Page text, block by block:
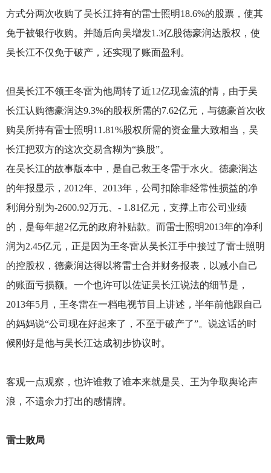
方式分两次收购了吴长江持有的雷士照明18.6%的股票，使其
免于被银行收购。并随后向吴增发1.3亿股德豪润达股权，使
吴长江不仅免于破产，还实现了账面盈利。
但吴长江不领王冬雷为他周转了近12亿现金流的情，由于吴
长江认购德豪润达9.3%的股权所需的7.62亿元，与德豪首次收
购吴所持有雷士照明11.81%股权所需的资金量大致相当，吴
长江把双方的这次交易含糊为“换股”。
在吴长江的故事版本中，是自己救王冬雷于水火。德豪润达
的年报显示，2012年、2013年，公司扣除非经常性损益的净
利润分别为-2600.92万元、- 1.81亿元，支撑上市公司业绩
的，是每年超2亿元的政府补贴款。而雷士照明2013年的净利
润为2.45亿元，正是因为王冬雷从吴长江手中接过了雷士照明
的控股权，德豪润达得以将雷士合并财务报表，以减小自己
的账面亏损额。一个也许可以佐证吴长江说法的细节是，
2013年5月，王冬雷在一档电视节目上讲述，半年前他跟自己
的妈妈说“公司现在好起来了，不至于破产了”。说这话的时
候刚好是他与吴长江达成初步协议时。
客观一点观察，也许谁救了谁本来就是吴、王为争取舆论声
浪，不遗余力打出的感情牌。
雷士败局